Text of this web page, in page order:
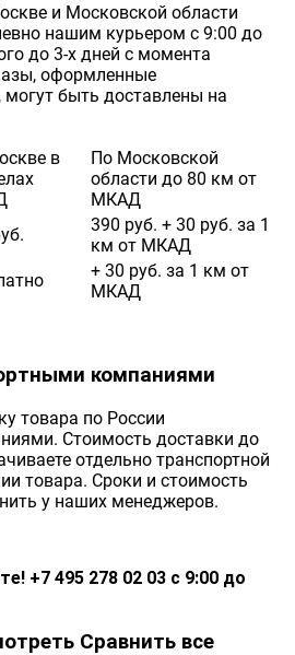
и Московской области
нашим курьером с 9:00 до
до 3-х дней с момента
оформленные
могут быть доставлены на
в
По Московской
области до 80 км от
МКАД
390 руб. + 30 руб. за 1
км от МКАД
+ 30 руб. за 1 км от
МКАД
компаниями
товара по России
Стоимость доставки до
отдельно транспортной
товара. Сроки и стоимость
у наших менеджеров.
+7 495 278 02 03 с 9:00 до
Сравнить все